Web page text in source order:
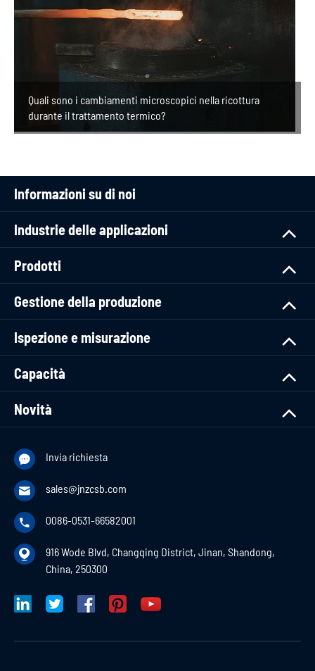
Quali sono i cambiamenti microscopici nella ricottura
durante il trattamento termico?
Informazioni su di noi
Industrie delle applicazioni
Prodotti
Gestione della produzione
Ispezione e misurazione
Capacità
Novità
 Invia richiesta
 sales@jnzcsb.com
 0086-0531-66582001

916 Wode Blvd, Changqing District, Jinan, Shandong,
China, 250300